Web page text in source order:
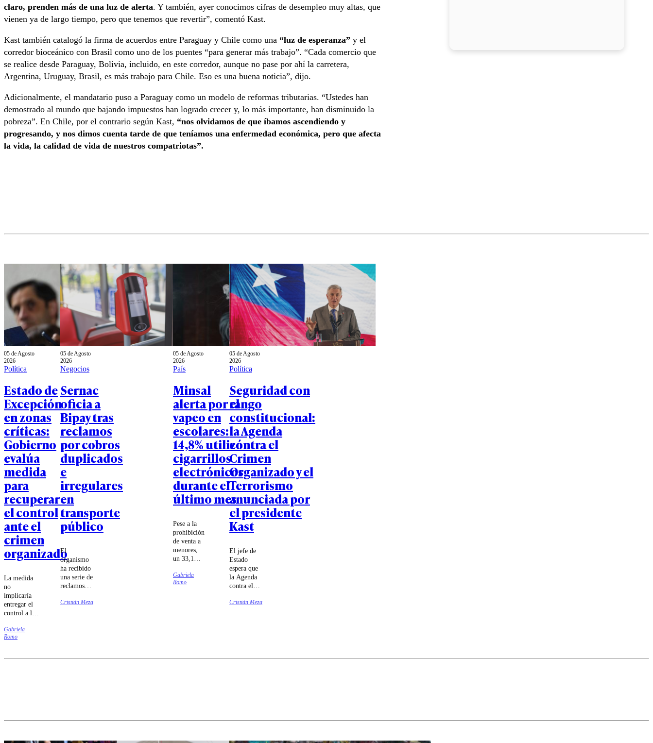
claro, prenden más de una luz de alerta. Y también, ayer conocimos cifras de desempleo muy altas, que
vienen ya de largo tiempo, pero que tenemos que revertir”, comentó Kast.
Kast también catalogó la firma de acuerdos entre Paraguay y Chile como una “luz de esperanza” y el
corredor bioceánico con Brasil como uno de los puentes “para generar más trabajo”. “Cada comercio que
se realice desde Paraguay, Bolivia, incluido, en este corredor, aunque no pase por ahí la carretera,
Argentina, Uruguay, Brasil, es más trabajo para Chile. Eso es una buena noticia”, dijo.
Adicionalmente, el mandatario puso a Paraguay como un modelo de reformas tributarias. “Ustedes han
demostrado al mundo que bajando impuestos han logrado crecer y, lo más importante, han disminuido la
pobreza”. En Chile, por el contrario según Kast, “nos olvidamos de que íbamos ascendiendo y
progresando, y nos dimos cuenta tarde de que teníamos una enfermedad económica, pero que afecta
la vida, la calidad de vida de nuestros compatriotas”.
05 de Agosto
2026
Política
Estado de
Excepción
en zonas
críticas:
Gobierno
evalúa
medida
para
recuperar
el control
ante el
crimen
organizado
La medida
no
implicaría
entregar el
control a las
Armadas,
sino que
dirigida por
Gabriela
Romo
05 de Agosto
2026
Negocios
Sernac
oficia a
Bipay tras
reclamos
por cobros
duplicados
e
irregulares
en
transporte
público
El
organismo
ha recibido
una serie de
reclamos
usuarios de
Cristián Meza
05 de Agosto
2026
País
Minsal
alerta por el
vapeo en
escolares:
14,8% utilizó
cigarrillos
electrónicos
durante el
último mes
Pese a la
prohibición
de venta a
menores,
un 33,1%
haber
comprado
Gabriela
Romo
05 de Agosto
2026
Política
Seguridad con
rango
constitucional:
la Agenda
contra el
Crimen
Organizado y el
Terrorismo
anunciada por
el presidente
Kast
El jefe de
Estado
espera que
la Agenda
contra el
Organizado
Cristián Meza